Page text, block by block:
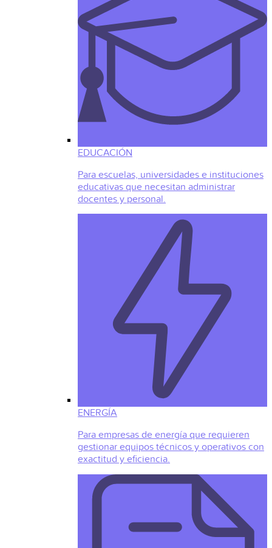
EDUCACIÓN
Para escuelas, universidades e instituciones
educativas que necesitan administrar
docentes y personal.
ENERGÍA
Para empresas de energía que requieren
gestionar equipos técnicos y operativos con
exactitud y eficiencia.